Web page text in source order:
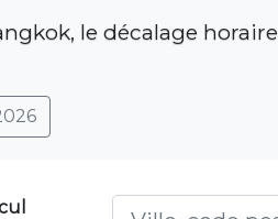
le décalage horaire